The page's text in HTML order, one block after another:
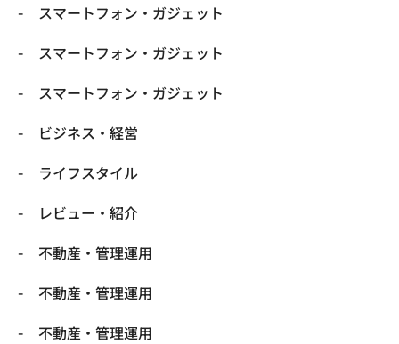
スマートフォン・ガジェット
スマートフォン・ガジェット
スマートフォン・ガジェット
ビジネス・経営
ライフスタイル
レビュー・紹介
不動産・管理運用
不動産・管理運用
不動産・管理運用